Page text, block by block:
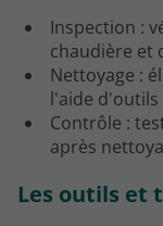
Inspection :
chaudière et
Nettoyage :
l'aide d'outils
Contrôle :
après
Les outils et